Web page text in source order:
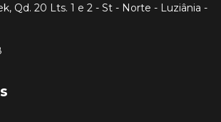
Qd. 20 Lts. 1 e 2 - St - Norte - Luziânia -